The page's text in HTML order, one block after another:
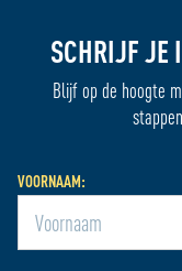
SCHRIJF JE
Blijf op de hoogte
VOORNAAM: